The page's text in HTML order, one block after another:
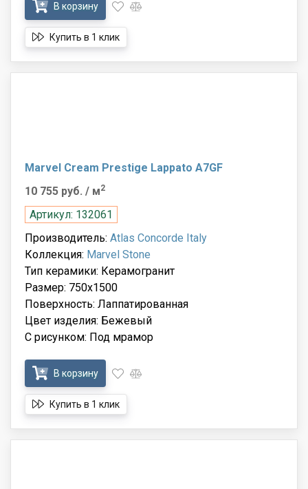
В корзину
Купить в 1 клик
Marvel Cream Prestige Lappato A7GF
10 755 руб. / м2
Артикул: 132061
Производитель: Atlas Concorde Italy
Коллекция: Marvel Stone
Тип керамики: Керамогранит
Размер: 750x1500
Поверхность: Лаппатированная
Цвет изделия: Бежевый
С рисунком: Под мрамор
В корзину
Купить в 1 клик